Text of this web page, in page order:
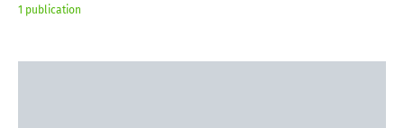
1 publication